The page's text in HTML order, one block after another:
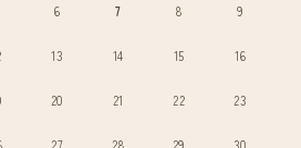
6 7 8 9
13 14 15 16
20 21 22 23
27 28 29 30